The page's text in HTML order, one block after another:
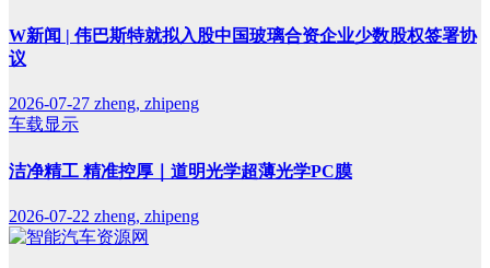
W新闻 | 伟巴斯特就拟入股中国玻璃合资企业少数股权签署协
议
2026-07-27 zheng, zhipeng
车载显示
洁净精工 精准控厚｜道明光学超薄光学PC膜
2026-07-22 zheng, zhipeng